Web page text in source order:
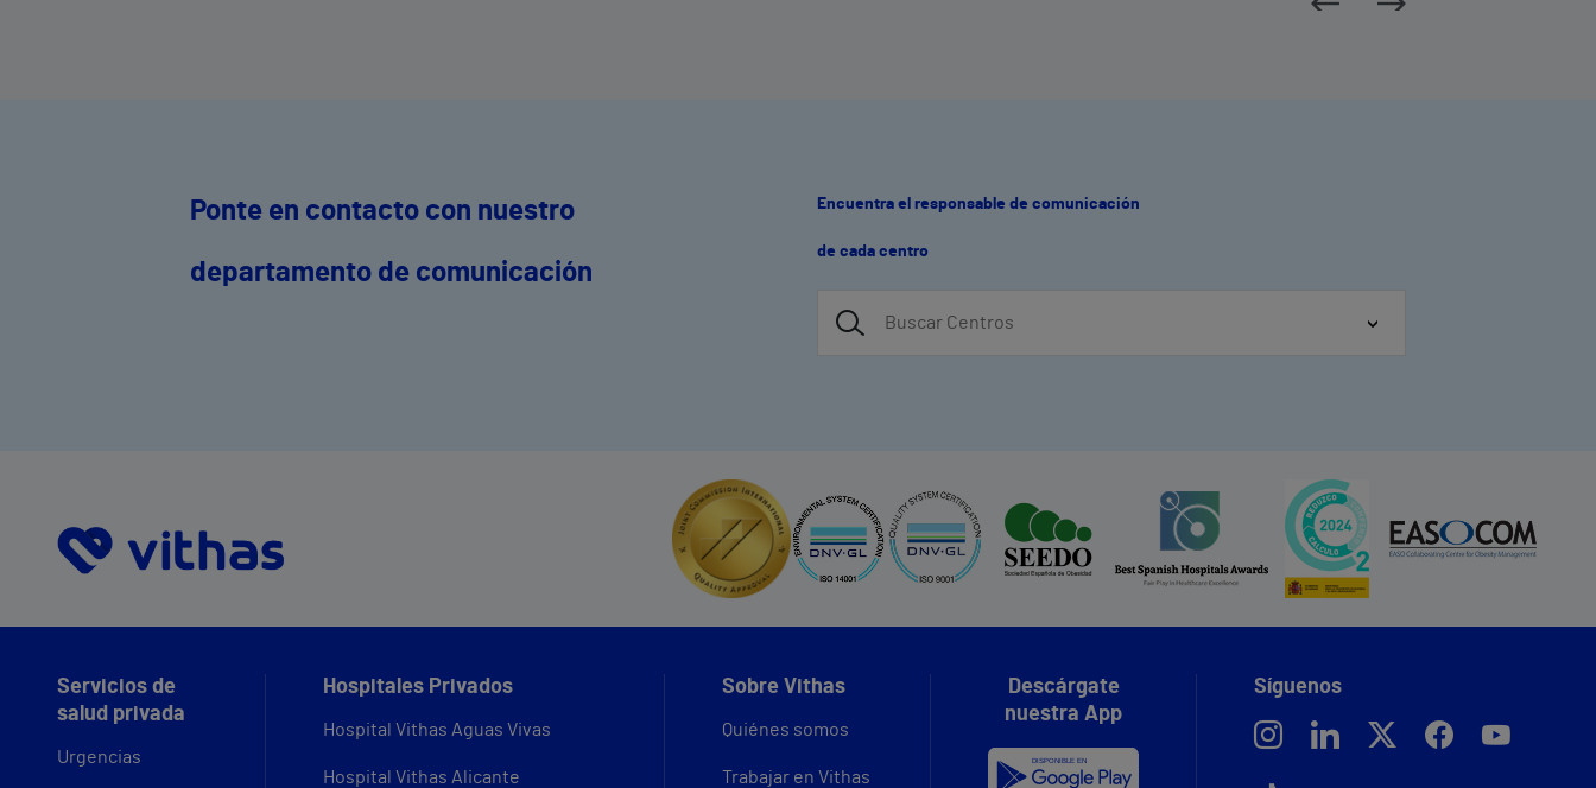
Ponte en contacto con nuestro
departamento de comunicación
Encuentra el responsable de comunicación
de cada centro
Servicios de
salud privada
Urgencias
Hospitales Privados
Hospital Vithas Aguas Vivas
Hospital Vithas Alicante
Sobre Vithas
Quiénes somos
Trabajar en Vithas
Descárgate
nuestra App
Síguenos